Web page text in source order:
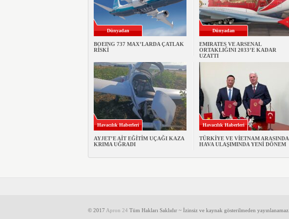
Dünyadan
BOEING 737 MAX’LARDA ÇATLAK
RİSKİ
Dünyadan
EMIRATES VE ARSENAL
ORTAKLIĞINI 2033’E KADAR
UZATTI
Havacılık Haberleri
AYJET’E AİT EĞİTİM UÇAĞI KAZA
KRIMA UĞRADI
Havacılık Haberleri
TÜRKİYE VE VİETNAM ARASINDA
HAVA ULAŞIMINDA YENİ DÖNEM
© 2017 Apron 24 Tüm Hakları Saklıdır ~ İzinsiz ve kaynak gösterilmeden yayınlanamaz.